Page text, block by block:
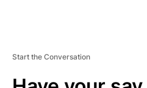
Start the Conversation